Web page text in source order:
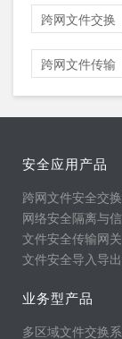
跨网文件交换
跨网文件传输
安全应用产品
跨网文件安全交
网络安全隔离与
文件安全传输网关
文件安全导入导
业务型产品
多区域文件交换